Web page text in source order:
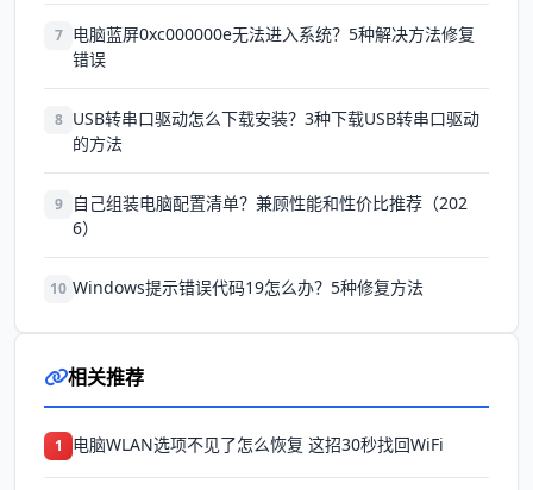
7 电脑蓝屏0xc000000e无法进入系统？5种解决方法修复
错误
8 USB转串口驱动怎么下载安装？3种下载USB转串口驱动
的方法
9
自己组装电脑配置清单？兼顾性能和性价比推荐（202
6）
10 Windows提示错误代码19怎么办？5种修复方法
相关推荐
1 电脑WLAN选项不见了怎么恢复 这招30秒找回WiFi